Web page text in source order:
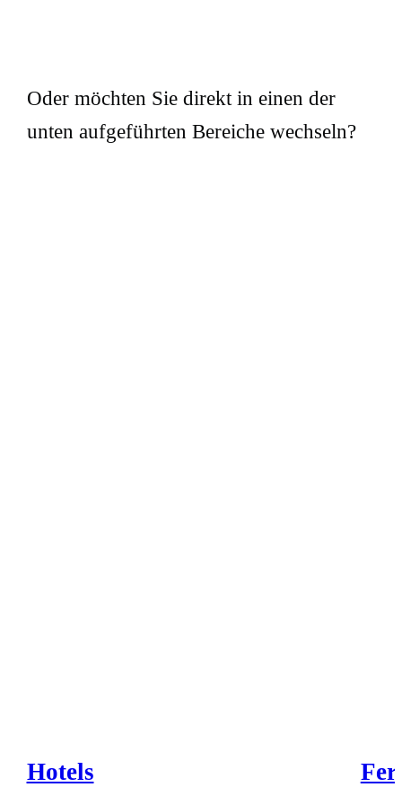
Oder möchten Sie direkt in einen der
unten aufgeführten Bereiche wechseln?
Hotels